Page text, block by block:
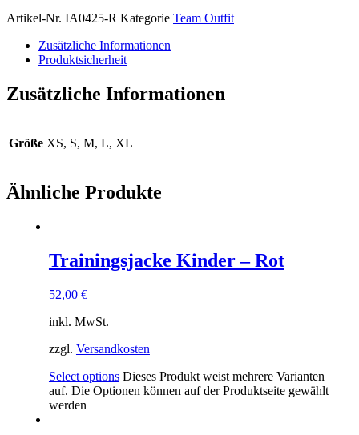
Artikel-Nr. IA0425-R Kategorie Team Outfit
Zusätzliche Informationen
Produktsicherheit
Zusätzliche Informationen
Größe XS, S, M, L, XL
Ähnliche Produkte
Trainingsjacke Kinder – Rot
52,00 €
inkl. MwSt.
zzgl. Versandkosten
Select options Dieses Produkt weist mehrere Varianten
auf. Die Optionen können auf der Produktseite gewählt
werden